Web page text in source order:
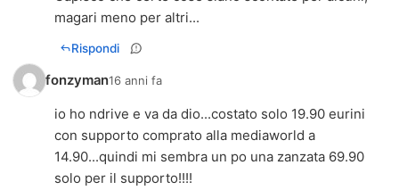
magari meno per altri...
Rispondi
fonzyman16 anni fa
io ho ndrive e va da dio...costato solo 19.90 eurini
con supporto comprato alla mediaworld a
14.90...quindi mi sembra un po una zanzata 69.90
solo per il supporto!!!!